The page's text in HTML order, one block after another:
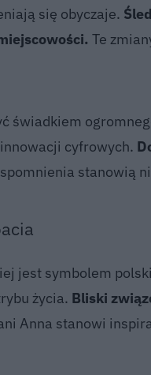
się obyczaje.
Te
świadkiem
cyfrowych.
stanowią
jest symbolem
życia. Bliski
Anna stanowi